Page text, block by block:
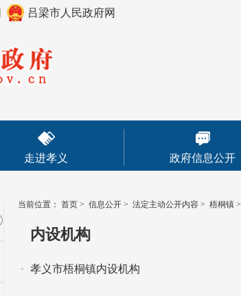
吕梁市人民政府网
走进孝义 政府信息公开
当前位置： 首页 > 信息公开 > 法定主动公开内容 > 梧桐镇 >
内设机构
孝义市梧桐镇内设机构